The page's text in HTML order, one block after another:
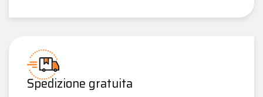
Spedizione gratuita